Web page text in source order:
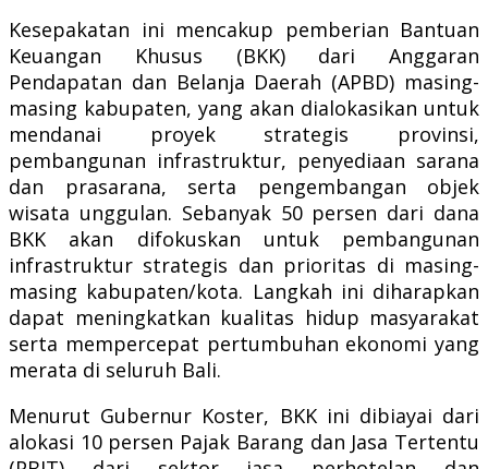
Kesepakatan ini mencakup pemberian Bantuan
Keuangan Khusus (BKK) dari Anggaran
Pendapatan dan Belanja Daerah (APBD) masing-
masing kabupaten, yang akan dialokasikan untuk
mendanai proyek strategis provinsi,
pembangunan infrastruktur, penyediaan sarana
dan prasarana, serta pengembangan objek
wisata unggulan. Sebanyak 50 persen dari dana
BKK akan difokuskan untuk pembangunan
infrastruktur strategis dan prioritas di masing-
masing kabupaten/kota. Langkah ini diharapkan
dapat meningkatkan kualitas hidup masyarakat
serta mempercepat pertumbuhan ekonomi yang
merata di seluruh Bali.
Menurut Gubernur Koster, BKK ini dibiayai dari
alokasi 10 persen Pajak Barang dan Jasa Tertentu